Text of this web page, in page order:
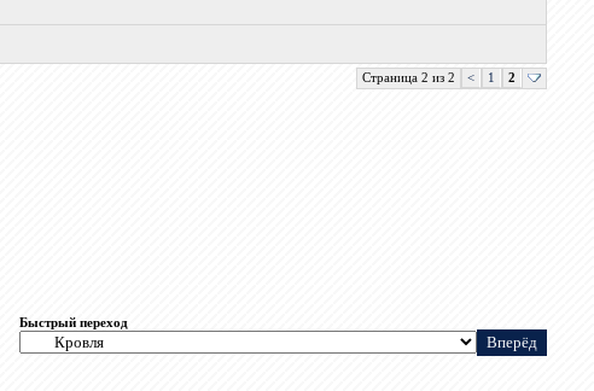
Страница 2 из 2 < 1 2
Быстрый переход